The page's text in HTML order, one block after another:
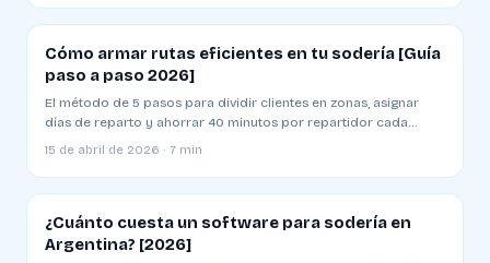
Cómo armar rutas eficientes en tu sodería [Guía
paso a paso 2026]
El método de 5 pasos para dividir clientes en zonas, asignar
días de reparto y ahorrar 40 minutos por repartidor cada
mañana
15 de abril de 2026 · 7 min
¿Cuánto cuesta un software para sodería en
Argentina? [2026]